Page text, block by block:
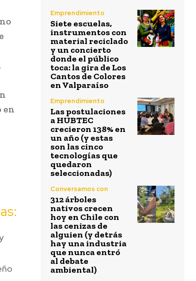
en
Emprendimiento
Siete escuelas,
instrumentos con
material reciclado
y un concierto
donde el público
toca: la gira de Los
Cantos de Colores
en Valparaíso
Emprendimiento
Las postulaciones
a HUBTEC
crecieron 138% en
un año (y estas
son las cinco
tecnologías que
quedaron
seleccionadas)
Conversamos con
312 árboles
nativos crecen
hoy en Chile con
las cenizas de
alguien (y detrás
hay una industria
que nunca entró
al debate
ambiental)